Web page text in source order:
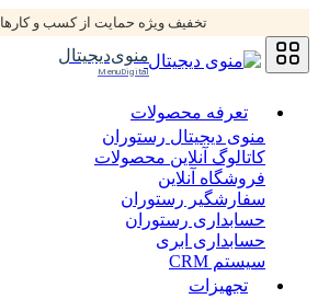
تخفیف ویژه حمایت از کسب و کارها
منوی‌دیجیتال
MenuDigital
تعرفه محصولات
منوی دیجیتال رستوران
کاتالوگ آنلاین محصولات
فروشگاه آنلاین
سفارشگیر رستوران
حسابداری رستوران
حسابداری ابری
سیستم CRM
تجهیزات